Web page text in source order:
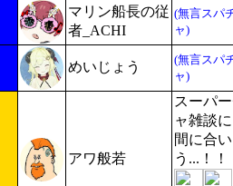
マリン船長の従
者_ACHI
(無言スパ
ャ)
めいじょう
(無言スパ
ャ)
アワ般若
スーパ
ャ雑談
間に合
う...！！